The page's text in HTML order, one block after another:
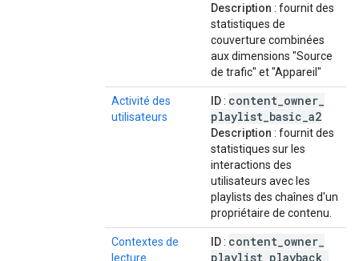
Description : fournit des
statistiques de
couverture combinées
aux dimensions "Source
de trafic" et "Appareil"
Activité des
utilisateurs
ID: content owner
playlist basic a2
Description : fournit des
statistiques sur les
interactions des
utilisateurs avec les
playlists des chaînes d'un
propriétaire de contenu.
Contextes de
lecture
ID: content owner
playlist playback